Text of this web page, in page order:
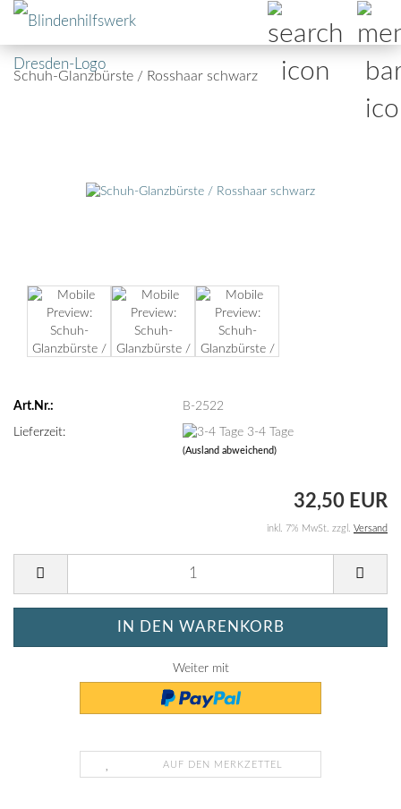
Schuh-Glanzbürste / Rosshaar schwarz
Art.Nr.: B-2522
Lieferzeit: 3-4 Tage
(Ausland abweichend)
32,50 EUR
inkl. 7% MwSt. zzgl. Versand
Weiter mit
AUF DEN MERKZETTEL